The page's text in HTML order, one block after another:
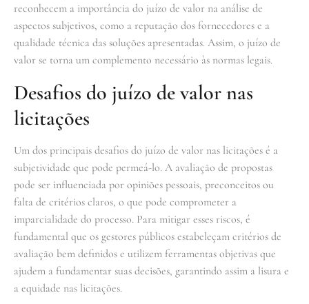
reconhecem a importância do juízo de valor na análise de
aspectos subjetivos, como a reputação dos fornecedores e a
qualidade técnica das soluções apresentadas. Assim, o juízo de
valor se torna um complemento necessário às normas legais.
Desafios do juízo de valor nas
licitações
Um dos principais desafios do juízo de valor nas licitações é a
subjetividade que pode permeá-lo. A avaliação de propostas
pode ser influenciada por opiniões pessoais, preconceitos ou
falta de critérios claros, o que pode comprometer a
imparcialidade do processo. Para mitigar esses riscos, é
fundamental que os gestores públicos estabeleçam critérios de
avaliação bem definidos e utilizem ferramentas objetivas que
ajudem a fundamentar suas decisões, garantindo assim a lisura e
a equidade nas licitações.